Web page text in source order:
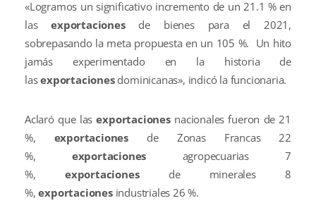
«Logramos un significativo incremento de un 21.1 % en
lasexportacionesde bienes para el 2021,
sobrepasando la meta propuesta en un 105 %. Un hito
jamás experimentado en la historia de
lasexportacionesdominicanas», indicó la funcionaria.
Aclaró que lasexportacionesnacionales fueron de 21
%, exportaciones de Zonas Francas 22
%, exportaciones agropecuarias 7
%, exportacionesde minerales 8
%,exportacionesindustriales 26 %.